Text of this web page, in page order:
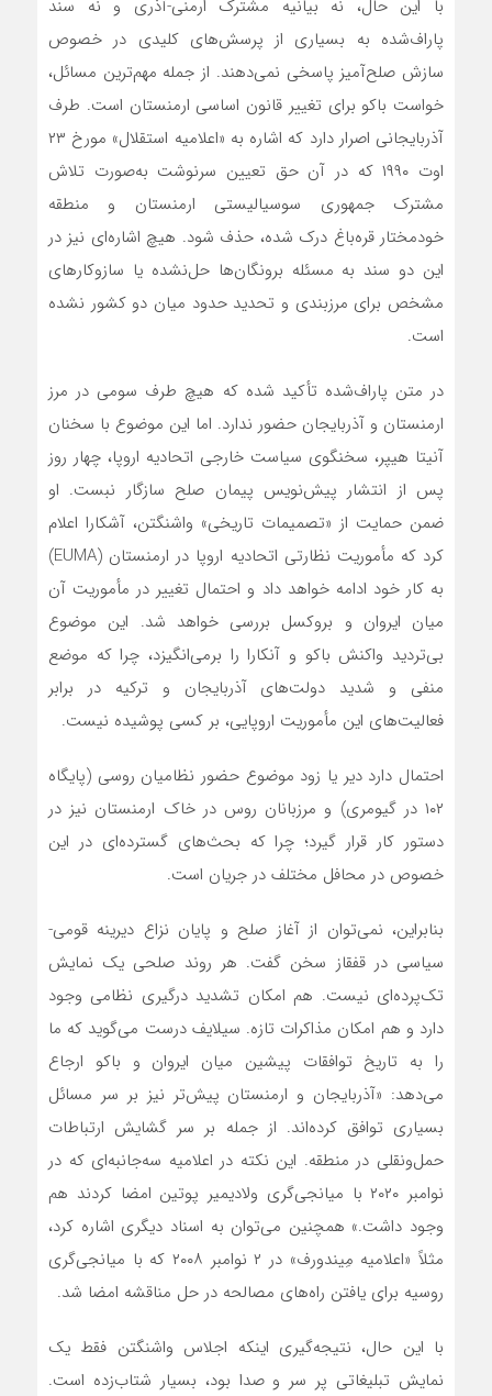
با این حال، نه بیانیه مشترک ارمنی-آذری و نه سند
پاراف‌شده به بسیاری از پرسش‌های کلیدی در خصوص
سازش صلح‌آمیز پاسخی نمی‌دهند. از جمله مهم‌ترین مسائل،
خواست باکو برای تغییر قانون اساسی ارمنستان است. طرف
آذربایجانی اصرار دارد که اشاره به «اعلامیه استقلال» مورخ ۲۳
اوت ۱۹۹۰ که در آن حق تعیین سرنوشت به‌صورت تلاش
مشترک جمهوری سوسیالیستی ارمنستان و منطقه
خودمختار قره‌باغ درک شده، حذف شود. هیچ اشاره‌ای نیز در
این دو سند به مسئله برونگان‌ها حل‌نشده یا سازوکارهای
مشخص برای مرزبندی و تحدید حدود میان دو کشور نشده
است.
در متن پاراف‌شده تأکید شده که هیچ طرف سومی در مرز
ارمنستان و آذربایجان حضور ندارد. اما این موضوع با سخنان
آنیتا هیپر، سخنگوی سیاست خارجی اتحادیه اروپا، چهار روز
پس از انتشار پیش‌نویس پیمان صلح سازگار نبست. او
ضمن حمایت از «تصمیمات تاریخی» واشنگتن، آشکارا اعلام
کرد که مأموریت نظارتی اتحادیه اروپا در ارمنستان (EUMA)
به کار خود ادامه خواهد داد و احتمال تغییر در مأموریت آن
میان ایروان و بروکسل بررسی خواهد شد. این موضوع
بی‌تردید واکنش باکو و آنکارا را برمی‌انگیزد، چرا که موضع
منفی و شدید دولت‌های آذربایجان و ترکیه در برابر
فعالیت‌های این مأموریت اروپایی، بر کسی پوشیده نیست.
احتمال دارد دیر یا زود موضوع حضور نظامیان روسی (پایگاه
۱۰۲ در گیومری) و مرزبانان روس در خاک ارمنستان نیز در
دستور کار قرار گیرد؛ چرا که بحث‌های گسترده‌ای در این
خصوص در محافل مختلف در جریان است.
بنابراین، نمی‌توان از آغاز صلح و پایان نزاع دیرینه قومی-
سیاسی در قفقاز سخن گفت. هر روند صلحی یک نمایش
تک‌پرده‌ای نیست. هم امکان تشدید درگیری نظامی وجود
دارد و هم امکان مذاکرات تازه. سیلایف درست می‌گوید که ما
را به تاریخ توافقات پیشین میان ایروان و باکو ارجاع
می‌دهد: «آذربایجان و ارمنستان پیش‌تر نیز بر سر مسائل
بسیاری توافق کرده‌اند. از جمله بر سر گشایش ارتباطات
حمل‌ونقلی در منطقه. این نکته در اعلامیه سه‌جانبه‌ای که در
نوامبر ۲۰۲۰ با میانجی‌گری ولادیمیر پوتین امضا کردند هم
وجود داشت.» همچنین می‌توان به اسناد دیگری اشاره کرد،
مثلاً «اعلامیه مِیندورف» در ۲ نوامبر ۲۰۰۸ که با میانجی‌گری
روسیه برای یافتن راه‌های مصالحه در حل مناقشه امضا شد.
با این حال، نتیجه‌گیری اینکه اجلاس واشنگتن فقط یک
نمایش تبلیغاتی پر سر و صدا بود، بسیار شتاب‌زده است.